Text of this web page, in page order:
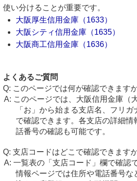
使い分けることが重要です。
大阪厚生信用金庫（1633）
大阪シティ信用金庫（1635）
大阪商工信用金庫（1636）
よくあるご質問
このページでは何が確認できます
このページでは、大阪信用金庫（
「お」から始まる支店名、フリ
で確認できます。各支店の詳細情
話番号の確認も可能です。
支店コードはどこで確認できます
一覧表の「支店コード」欄で確認
情報ページでは住所や電話番号な